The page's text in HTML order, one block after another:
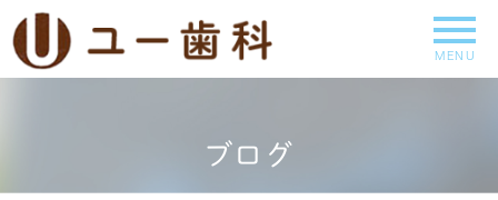
ブログ